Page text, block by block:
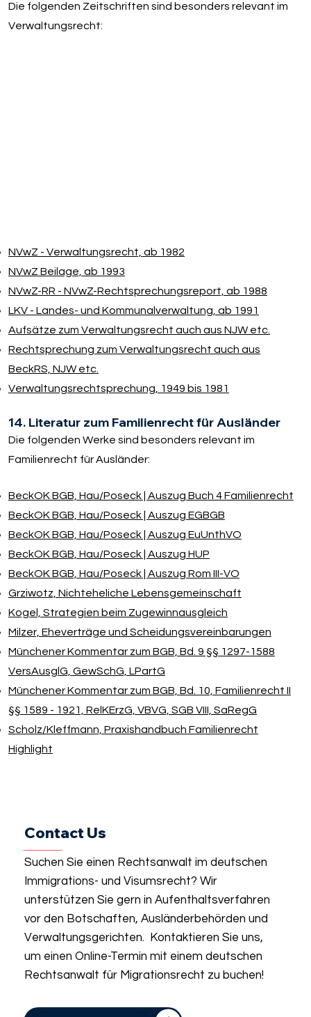
Contact Us
Suchen Sie einen Rechtsanwalt im deutschen
Immigrations- und Visumsrecht? Wir
unterstützen Sie gern in Aufenthaltsverfahren
vor den Botschaften, Ausländerbehörden und
Verwaltungsgerichten. Kontaktieren Sie uns,
um einen Online-Termin mit einem deutschen
Rechtsanwalt für Migrationsrecht zu buchen!
Die folgenden Zeitschriften sind besonders relevant im
Verwaltungsrecht:
NVwZ - Verwaltungsrecht, ab 1982
NVwZ Beilage, ab 1993
NVwZ-RR - NVwZ-Rechtsprechungsreport, ab 1988
LKV - Landes- und Kommunalverwaltung, ab 1991
Aufsätze zum Verwaltungsrecht auch aus NJW etc.
Rechtsprechung zum Verwaltungsrecht auch aus
BeckRS, NJW etc.
Verwaltungsrechtsprechung, 1949 bis 1981
14. Literatur zum Familienrecht für Ausländer
Die folgenden Werke sind besonders relevant im
Familienrecht für Ausländer:
BeckOK BGB, Hau/​Poseck | Auszug Buch 4 Familienrecht
BeckOK BGB, Hau/​Poseck | Auszug EGBGB
BeckOK BGB, Hau/​Poseck | Auszug EuUnthVO
BeckOK BGB, Hau/​Poseck | Auszug HUP
BeckOK BGB, Hau/​Poseck | Auszug Rom III-VO
Grziwotz, Nichteheliche Lebensgemeinschaft
Kogel, Strategien beim Zugewinnausgleich
Milzer, Eheverträge und Scheidungsvereinbarungen
Münchener Kommentar zum BGB, Bd. 9 §§ 1297-1588
VersAusglG, GewSchG, LPartG
Münchener Kommentar zum BGB, Bd. 10, Familienrecht II
§§ 1589 - 1921, RelKErzG, VBVG, SGB VIII, SaRegG
Scholz/​Kleffmann, Praxishandbuch Familienrecht
Highlight